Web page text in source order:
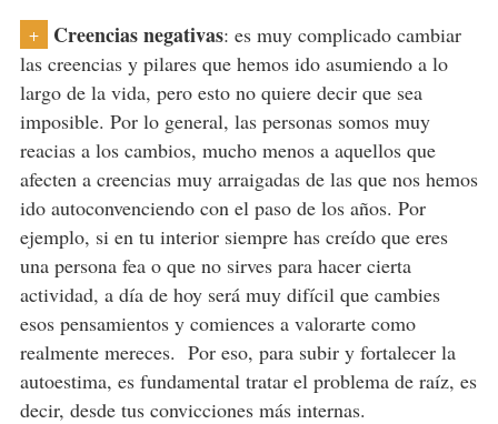
+ Creencias negativas: es muy complicado cambiar
las creencias y pilares que hemos ido asumiendo a lo
largo de la vida, pero esto no quiere decir que sea
imposible. Por lo general, las personas somos muy
reacias a los cambios, mucho menos a aquellos que
afecten a creencias muy arraigadas de las que nos hemos
ido autoconvenciendo con el paso de los años. Por
ejemplo, si en tu interior siempre has creído que eres
una persona fea o que no sirves para hacer cierta
actividad, a día de hoy será muy difícil que cambies
esos pensamientos y comiences a valorarte como
realmente mereces. Por eso, para subir y fortalecer la
autoestima, es fundamental tratar el problema de raíz, es
decir, desde tus convicciones más internas.